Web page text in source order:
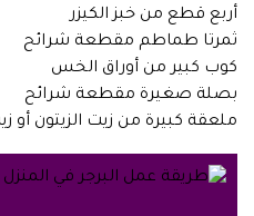
أربع قطع من خبز الكيزر
ثمرتا طماطم مقطعة شرائح
كوب كبير من أوراق الخس
بصلة صغيرة مقطعة شرائح
ملعقة كبيرة من زيت الزيتون